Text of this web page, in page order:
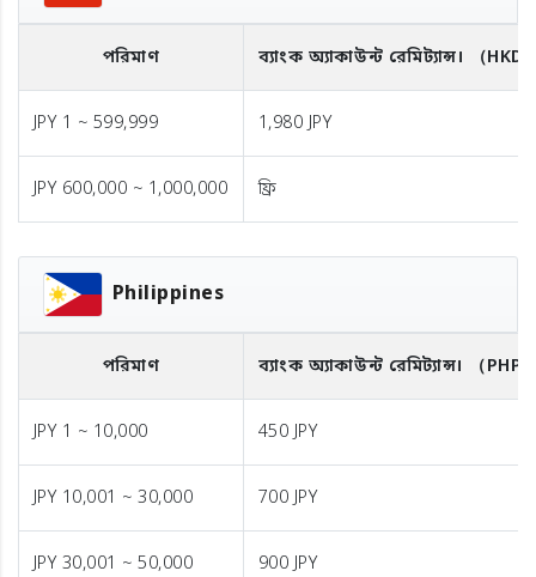
পরিমাণ ব্যাংক অ্যাকাউন্ট রেমিট্যান্স। （
JPY 1 ~ 599,999 1,980 JPY
JPY 600,000 ~ 1,000,000 ফ্রি
Philippines
পরিমাণ ব্যাংক অ্যাকাউন্ট রেমিট্যান্স। （PHP
JPY 1 ~ 10,000 450 JPY
JPY 10,001 ~ 30,000 700 JPY
JPY 30,001 ~ 50,000 900 JPY